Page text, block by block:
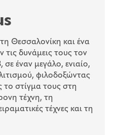
Θεσσαλονίκη και ένα
δυνάμεις τους τον
έναν μεγάλο, ενιαίο,
φιλοδοξώντας
στίγμα τους στη
τέχνη, τη
τέχνες και τη